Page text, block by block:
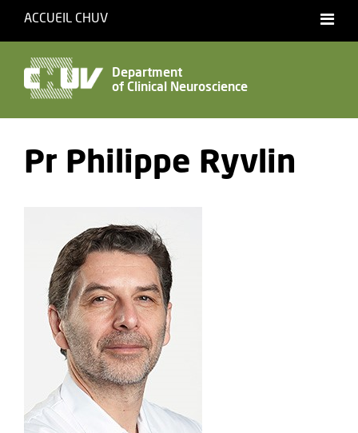
ACCUEIL CHUV
Accessibility
Department
of Clinical Neuroscience
Pr Philippe Ryvlin